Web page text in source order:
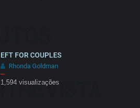
EFT FOR COUPLES
Rhonda Goldman
–
1,594 visualizações